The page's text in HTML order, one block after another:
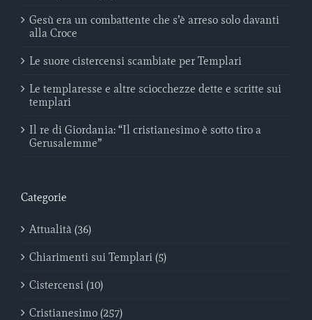
Gesù era un combattente che s’è arreso solo davanti
alla Croce
Le suore cistercensi scambiate per Templari
Le templaresse e altre sciocchezze dette e scritte sui
templari
Il re di Giordania: “Il cristianesimo è sotto tiro a
Gerusalemme”
Categorie
Attualità (36)
Chiarimenti sui Templari (5)
Cistercensi (10)
Cristianesimo (257)